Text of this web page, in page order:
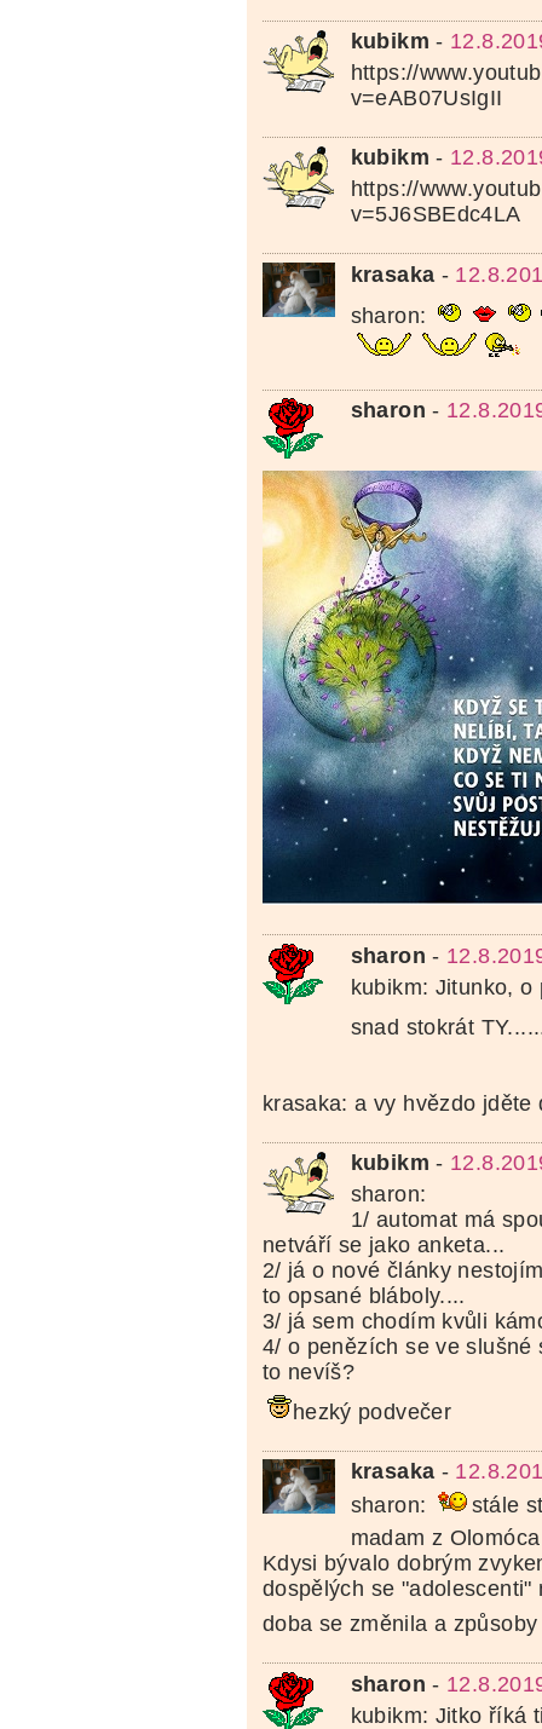
kubikm -
https://
v=eAB07UsIgII
kubikm -
https://
v=5J6SBEdc4LA
krasaka -
sharon:
sharon -
sharon -
kubikm: Jitunko,
snad stokrát
krasaka: a vy hvězdo
kubikm -
sharon:
1/ automat má
netváří se jako anketa...
2/ já o nové články
to opsané bláboly....
3/ já sem chodím kvůli
4/ o penězích se ve slušné
to nevíš?
hezký podvečer
krasaka -
sharon:
stále
madam z
Kdysi bývalo dobrým
dospělých se "adolescenti"
doba se změnila a
sharon -
kubikm: Jitko říká